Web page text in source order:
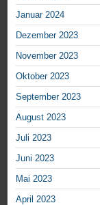
Januar 2024
Dezember 2023
November 2023
Oktober 2023
September 2023
August 2023
Juli 2023
Juni 2023
Mai 2023
April 2023